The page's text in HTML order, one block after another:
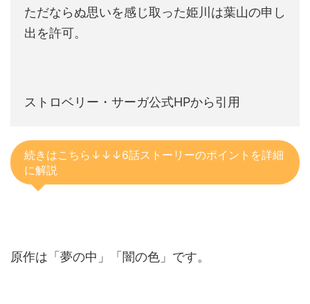
ただならぬ思いを感じ取った姫川は葉山の申し
出を許可。
ストロベリー・サーガ公式HPから引用
続きはこちら↓↓↓6話ストーリーのポイントを詳細
に解説
原作は「夢の中」「闇の色」です。